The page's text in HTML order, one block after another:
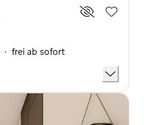
· frei ab sofort